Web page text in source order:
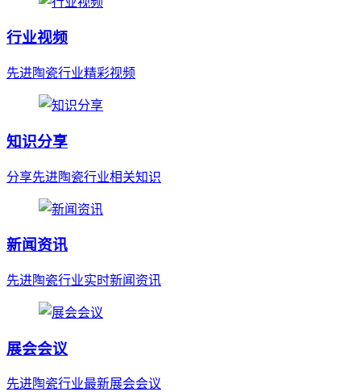
行业视频
先进陶瓷行业精彩视频
知识分享
分享先进陶瓷行业相关知识
新闻资讯
先进陶瓷行业实时新闻资讯
展会会议
先进陶瓷行业最新展会会议